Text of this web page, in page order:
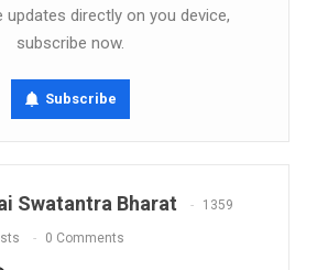
updates directly on you device,
subscribe now.
Subscribe
Swatantra Bharat 1359
0 Comments